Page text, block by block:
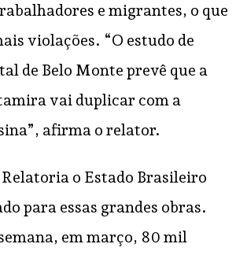
e migrantes, o que
violações. “O estudo de
de Belo Monte prevê que a
vai duplicar com a
afirma o relator.
o Estado Brasileiro
para essas grandes obras.
em março, 80 mil